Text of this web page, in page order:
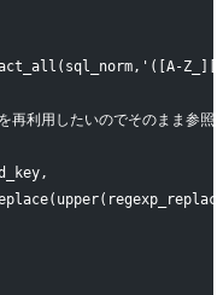
利用したいのでそのまま参照